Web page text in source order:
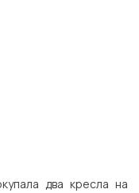
два кресла на